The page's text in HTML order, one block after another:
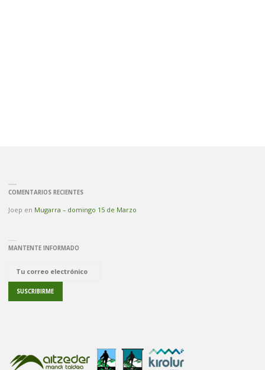
COMENTARIOS RECIENTES
Joep en Mugarra – domingo 15 de Marzo
MANTENTE INFORMADO